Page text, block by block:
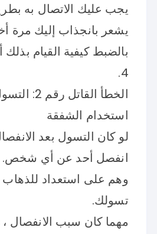
يجب عليك الاتصال به
يشعر بانجذاب إليك مرة
بالضبط كيفية القيام
4.
الخطأ
استخدام الشفقة
لو كان التسول بعد
انفصل أحد عن أي شخص.
وهم على استعداد
تسولك.
مهما كان سبب الانفصال ،